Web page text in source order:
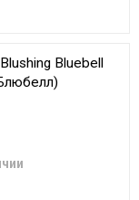
Bluebell